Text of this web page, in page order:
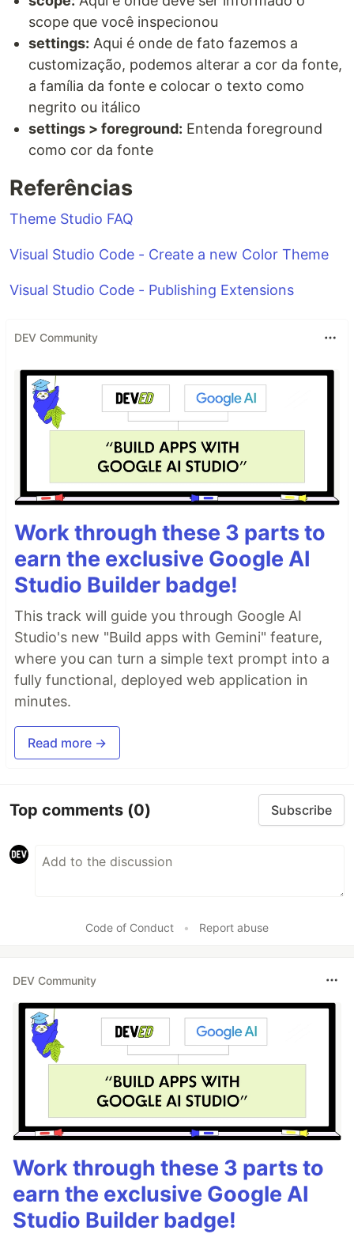
scope que você inspecionou
settings: Aqui é onde de fato fazemos a
customização, podemos alterar a cor da fonte,
a família da fonte e colocar o texto como
negrito ou itálico
settings > foreground: Entenda foreground
como cor da fonte
Referências
Theme Studio FAQ
Visual Studio Code - Create a new Color Theme
Visual Studio Code - Publishing Extensions
DEV Community
Work through these 3 parts to
earn the exclusive Google AI
Studio Builder badge!
This track will guide you through Google AI
Studio's new "Build apps with Gemini" feature,
where you can turn a simple text prompt into a
fully functional, deployed web application in
minutes.
Read more →
Top comments (0) Subscribe
Code of Conduct • Report abuse
DEV Community
Work through these 3 parts to
earn the exclusive Google AI
Studio Builder badge!